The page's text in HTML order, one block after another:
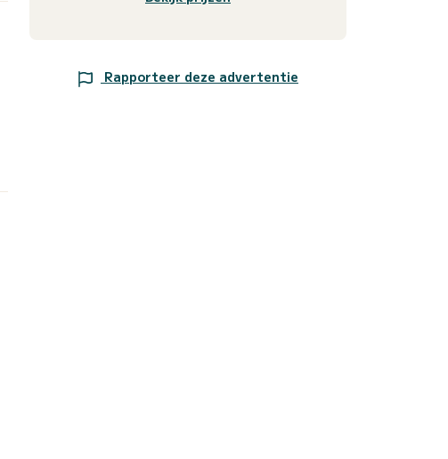
Rapporteer deze advertentie